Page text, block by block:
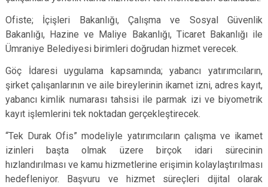
Ofiste; İçişleri Bakanlığı, Çalışma ve Sosyal Güvenlik
Bakanlığı, Hazine ve Maliye Bakanlığı, Ticaret Bakanlığı ile
Ümraniye Belediyesi birimleri doğrudan hizmet verecek.
Göç İdaresi uygulama kapsamında; yabancı yatırımcıların,
şirket çalışanlarının ve aile bireylerinin ikamet izni, adres kayıt,
yabancı kimlik numarası tahsisi ile parmak izi ve biyometrik
kayıt işlemlerini tek noktadan gerçekleştirecek.
“Tek Durak Ofis” modeliyle yatırımcıların çalışma ve ikamet
izinleri başta olmak üzere birçok idari sürecinin
hızlandırılması ve kamu hizmetlerine erişimin kolaylaştırılması
hedefleniyor. Başvuru ve hizmet süreçleri dijital olarak